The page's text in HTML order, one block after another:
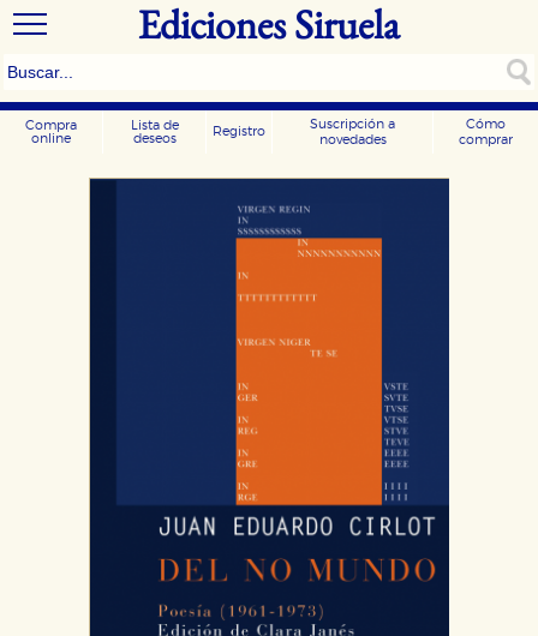
Ediciones Siruela
Compra
online
Lista de
deseos
Registro
Suscripción a
novedades
Cómo
comprar